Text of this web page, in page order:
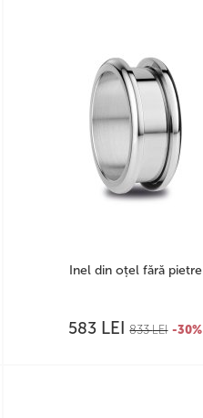
Inel din oțel fără pietre
583 LEI 833LEI -30%